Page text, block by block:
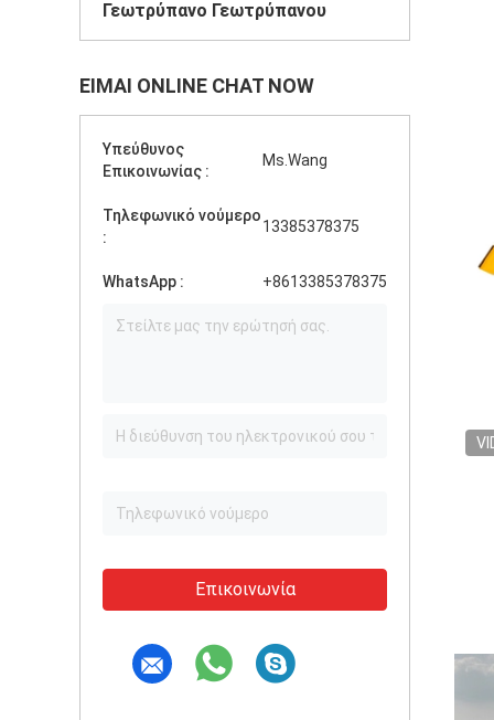
Γεωτρύπανο Γεωτρύπανου
ΕΊΜΑΙ ONLINE CHAT NOW
Υπεύθυνος
Επικοινωνίας :
Ms.Wang
Τηλεφωνικό νούμερο
:
13385378375
WhatsApp : +8613385378375
Επικοινωνία